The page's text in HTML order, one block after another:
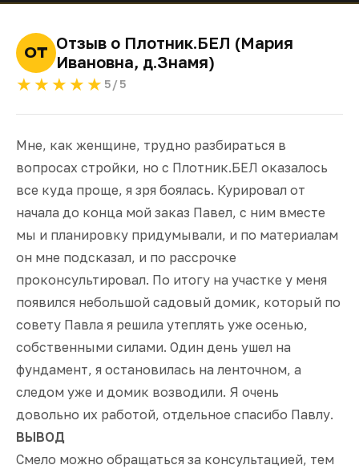
ОТ
Отзыв о Плотник.БЕЛ (Мария
Ивановна, д.Знамя)
★★★★★ 5/5
Мне, как женщине, трудно разбираться в
вопросах стройки, но с Плотник.БЕЛ оказалось
все куда проще, я зря боялась. Курировал от
начала до конца мой заказ Павел, с ним вместе
мы и планировку придумывали, и по материалам
он мне подсказал, и по рассрочке
проконсультировал. По итогу на участке у меня
появился небольшой садовый домик, который по
совету Павла я решила утеплять уже осенью,
собственными силами. Один день ушел на
фундамент, я остановилась на ленточном, а
следом уже и домик возводили. Я очень
довольно их работой, отдельное спасибо Павлу.
ВЫВОД
Смело можно обращаться за консультацией, тем